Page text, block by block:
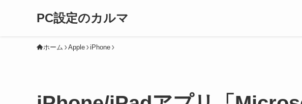
PC設定のカルマ
ホーム Apple iPhone